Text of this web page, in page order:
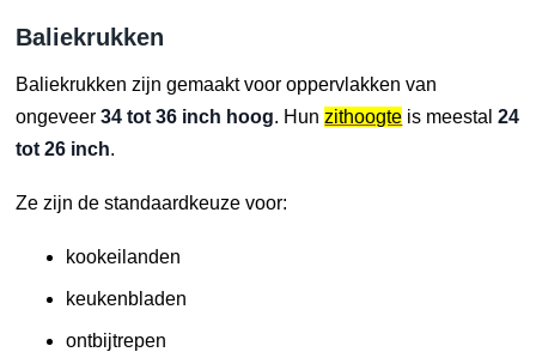
Baliekrukken
Baliekrukken zijn gemaakt voor oppervlakken van
ongeveer34 tot 36 inch hoog. Hunzithoogte is meestal24
tot 26 inch.
Ze zijn de standaardkeuze voor:
kookeilanden
keukenbladen
ontbijtrepen